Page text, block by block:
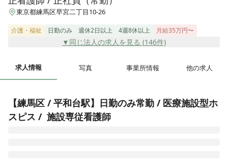
東京都練馬区早宮二丁目10-26
介護・福祉 日勤のみ 週休2日以上 4週8休以上 月給35万円〜
▼同じ法人の求人を見る (146件)
求人情報 写真 事業所情報 他の求人
【練馬区 / 平和台駅】日勤のみ常勤 / 医療施設型ホ
スピス /  施設専従看護師